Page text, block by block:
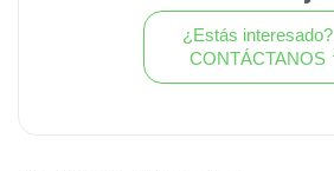
¿Estás interesado?
CONTÁCTANOS